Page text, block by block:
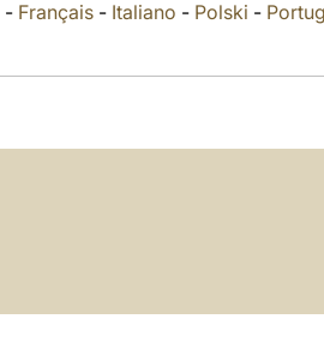
- Français- Italiano - Polski -